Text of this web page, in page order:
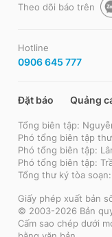
Theo dõi báo trên
Hotline
0906 645 777
Đặt báo Quảng
Tổng biên tập:
Phó tổng biên tập
Phó tổng biên tập:
Phó tổng biên tập:
Tổng thư ký tòa
Giấy phép xuất bản
© 2003-2026 Bản
Cấm sao chép dưới